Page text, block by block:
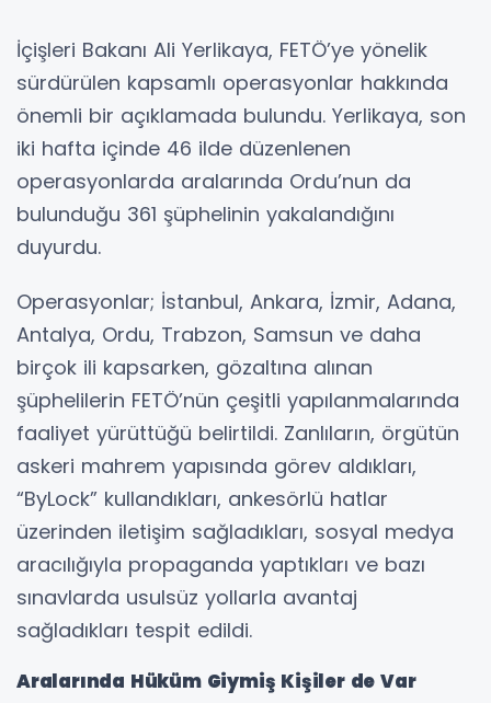
İçişleri Bakanı Ali Yerlikaya, FETÖ’ye yönelik
sürdürülen kapsamlı operasyonlar hakkında
önemli bir açıklamada bulundu. Yerlikaya, son
iki hafta içinde 46 ilde düzenlenen
operasyonlarda aralarında Ordu’nun da
bulunduğu 361 şüphelinin yakalandığını
duyurdu.
Operasyonlar; İstanbul, Ankara, İzmir, Adana,
Antalya, Ordu, Trabzon, Samsun ve daha
birçok ili kapsarken, gözaltına alınan
şüphelilerin FETÖ’nün çeşitli yapılanmalarında
faaliyet yürüttüğü belirtildi. Zanlıların, örgütün
askeri mahrem yapısında görev aldıkları,
“ByLock” kullandıkları, ankesörlü hatlar
üzerinden iletişim sağladıkları, sosyal medya
aracılığıyla propaganda yaptıkları ve bazı
sınavlarda usulsüz yollarla avantaj
sağladıkları tespit edildi.
Aralarında Hüküm Giymiş Kişiler de Var